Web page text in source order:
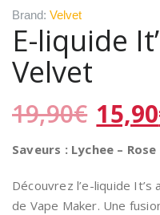
Brand: Velvet
E-liquide
Velvet
19,90€ Le
prix
initial
était :
15,90
Saveurs : Lychee –
Découvrez l’e-liquide
de Vape Maker. Une